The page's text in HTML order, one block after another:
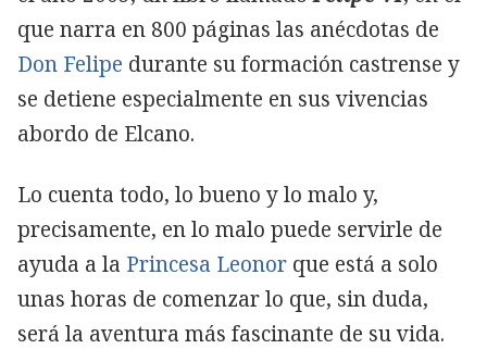
que narra en 800 páginas las anécdotas de
Don Felipe durante su formación castrense y
se detiene especialmente en sus vivencias
abordo de Elcano.
Lo cuenta todo, lo bueno y lo malo y,
precisamente, en lo malo puede servirle de
ayuda a la Princesa Leonor que está a solo
unas horas de comenzar lo que, sin duda,
será la aventura más fascinante de su vida.